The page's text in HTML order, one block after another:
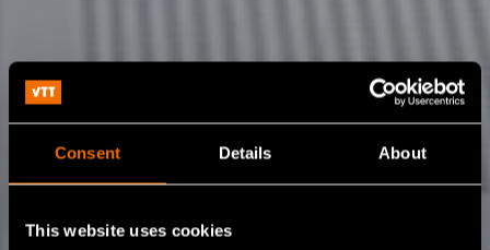
Consent Details About
This website uses cookies